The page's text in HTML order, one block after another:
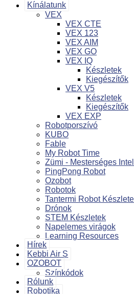
Kínálatunk
VEX
VEX CTE
VEX 123
VEX AIM
VEX GO
VEX IQ
Készletek
Kiegészítők
VEX V5
Készletek
Kiegészítők
VEX EXP
Robotporszívó
KUBO
Fable
My Robot Time
Zümi - Mesterséges
PingPong Robot
Ozobot
Robotok
Tantermi Robot
Drónok
STEM Készletek
Napelemes virágok
Learning Resources
Hírek
Kebbi Air S
OZOBOT
Színkódok
Rólunk
Robotika